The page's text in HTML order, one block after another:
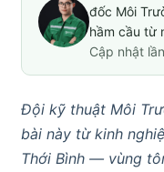
đốc Môi
hầm cầu từ
Cập nhật
Đội kỹ thuật Môi
bài này từ kinh
Thới Bình — vùng